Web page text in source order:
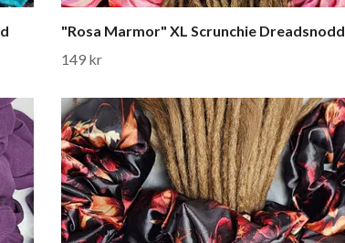
"Rosa Marmor" XL Scrunchie Dreadsnodd
149 kr